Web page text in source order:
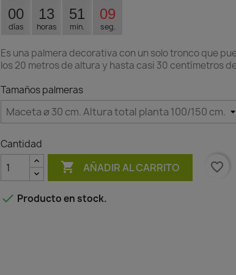
00
días
13
horas
51
min.
09
seg.
Es una palmera decorativa con un solo tronco que
los 20 metros de altura y hasta casi 30 centímetros
Tamaños palmeras
Cantidad
 AÑADIR AL CARRITO favorite_border
 Producto en stock.